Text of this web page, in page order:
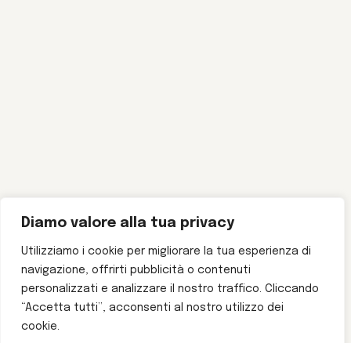
Diamo valore alla tua privacy
Utilizziamo i cookie per migliorare la tua esperienza di
navigazione, offrirti pubblicità o contenuti
personalizzati e analizzare il nostro traffico. Cliccando
“Accetta tutti”, acconsenti al nostro utilizzo dei
cookie.